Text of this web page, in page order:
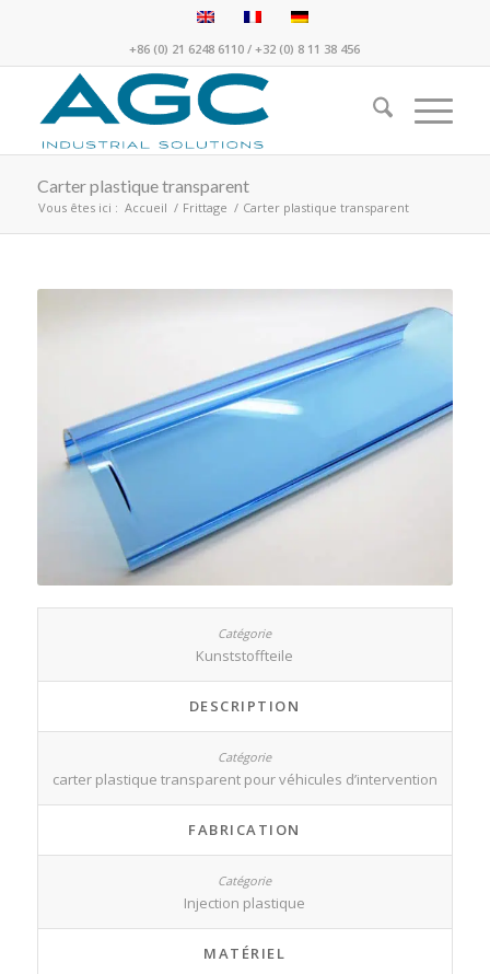
+86 (0) 21 6248 6110 /+32 (0) 8 11 38 456
Carter plastique transparent
Vous êtes ici : Accueil / Frittage / Carter plastique transparent
Kunststoffteile
DESCRIPTION
carter plastique transparent pour véhicules d’intervention
FABRICATION
Injection plastique
MATÉRIEL